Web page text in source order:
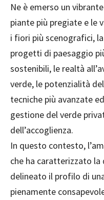
Ne è emerso un
piante più pregiate e le
i fiori più scenografici,
progetti di paesaggio
sostenibili, le realtà
verde, le potenzialità
tecniche più avanzate
gestione del verde
dell’accoglienza.
In questo contesto,
che ha caratterizzato la
delineato il profilo di
pienamente